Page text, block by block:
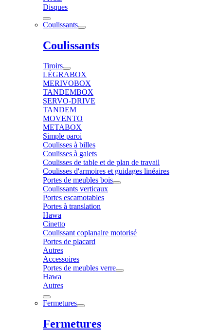
Disques
Coulissants
Coulissants
Tiroirs
LÉGRABOX
MERIVOBOX
TANDEMBOX
SERVO-DRIVE
TANDEM
MOVENTO
METABOX
Simple paroi
Coulisses à billes
Coulisses à galets
Coulisses de table et de plan de travail
Coulisses d'armoires et guidages linéaires
Portes de meubles bois
Coulissants verticaux
Portes escamotables
Portes à translation
Hawa
Cinetto
Coulissant coplanaire motorisé
Portes de placard
Autres
Accessoires
Portes de meubles verre
Hawa
Autres
Fermetures
Fermetures